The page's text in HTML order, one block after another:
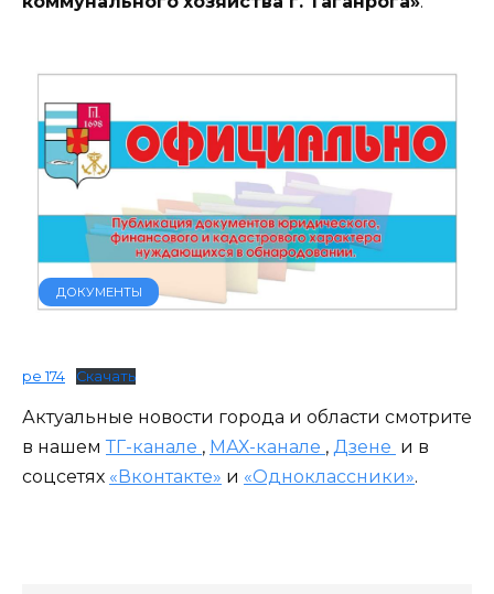
ДОКУМЕНТЫ
ре 174 Скачать
Актуальные новости города и области смотрите
в нашем ТГ-канале , МАХ-канале , Дзене и в
соцсетях «Вконтакте» и «Одноклассники».